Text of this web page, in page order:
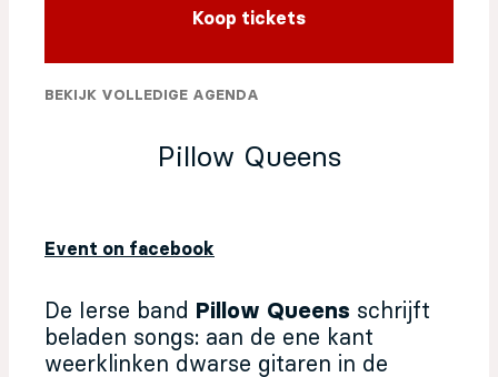
Pillow Queens
Event on facebook
De Ierse band Pillow Queens schrijft
beladen songs: aan de ene kant
weerklinken dwarse gitaren in de
Koop tickets
BEKIJK VOLLEDIGE AGENDA